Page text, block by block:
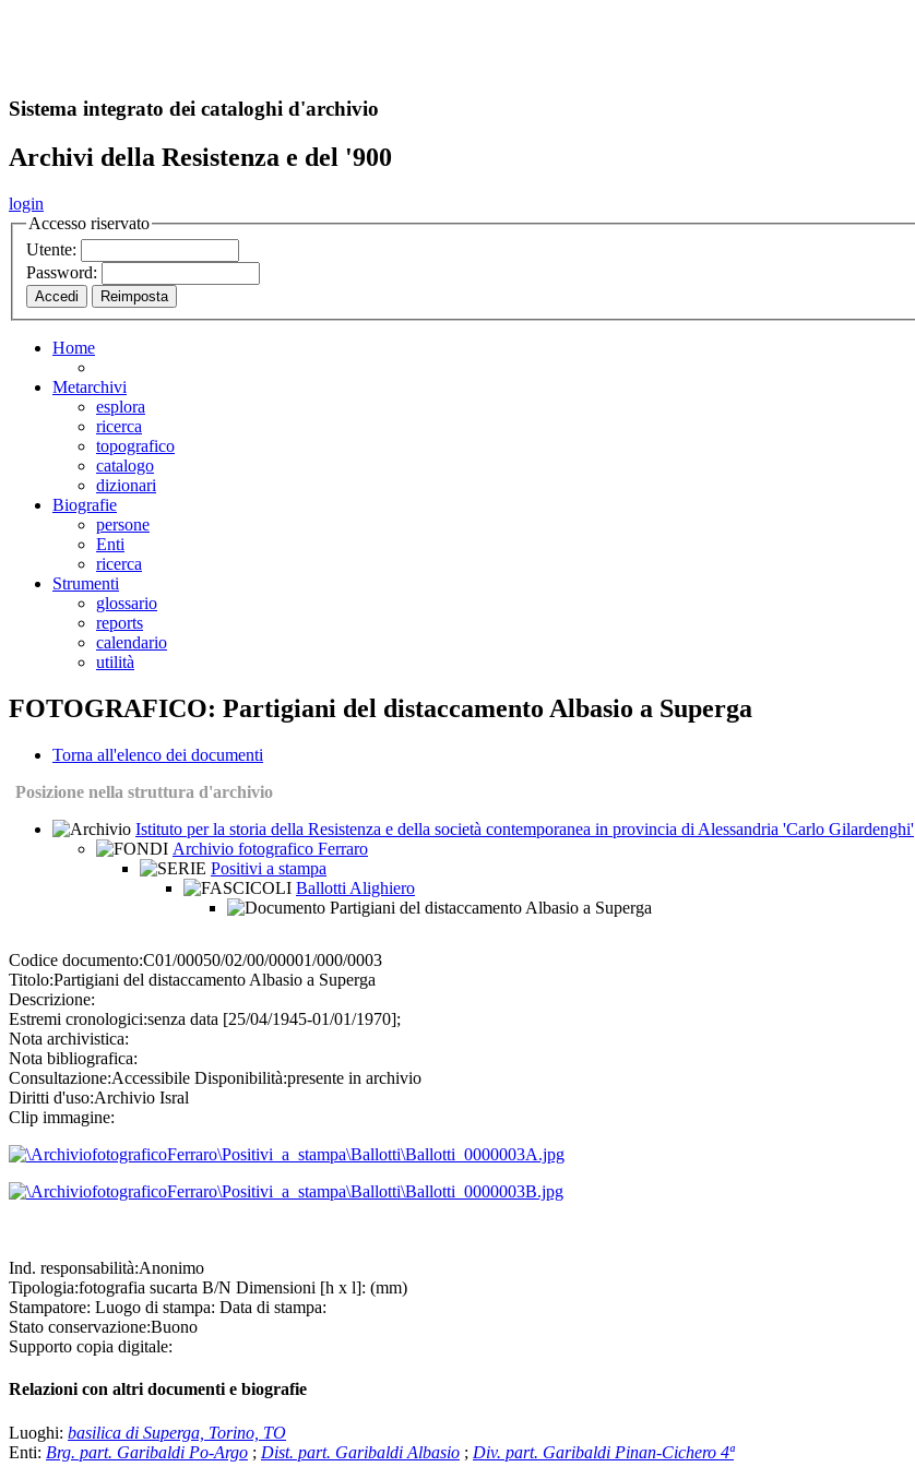
Sistema integrato dei cataloghi d'archivio
Archivi della Resistenza e del '900
login
Accesso riservato
Utente:
Password:
Home
Metarchivi
esplora
ricerca
topografico
catalogo
dizionari
Biografie
persone
Enti
ricerca
Strumenti
glossario
reports
calendario
utilità
FOTOGRAFICO: Partigiani del distaccamento Albasio a Superga
Torna all'elenco dei documenti
Posizione nella struttura d'archivio
Istituto per la storia della Resistenza e della società contemporanea in provincia di Alessandria 'Carlo Gilardenghi'
Archivio fotografico Ferraro
Positivi a stampa
Ballotti Alighiero
Partigiani del distaccamento Albasio a Superga
Codice documento:C01/00050/02/00/00001/000/0003
Titolo:Partigiani del distaccamento Albasio a Superga
Descrizione:
Estremi cronologici:senza data [25/04/1945-01/01/1970];
Nota archivistica:
Nota bibliografica:
Consultazione:Accessibile Disponibilità:presente in archivio
Diritti d'uso:Archivio Isral
Clip immagine:
Ind. responsabilità:Anonimo
Tipologia:fotografia sucarta B/N Dimensioni [h x l]: (mm)
Stampatore: Luogo di stampa: Data di stampa:
Stato conservazione:Buono
Supporto copia digitale:
Relazioni con altri documenti e biografie
Luoghi: basilica di Superga, Torino, TO
Enti: Brg. part. Garibaldi Po-Argo ; Dist. part. Garibaldi Albasio ; Div. part. Garibaldi Pinan-Cichero 4ª